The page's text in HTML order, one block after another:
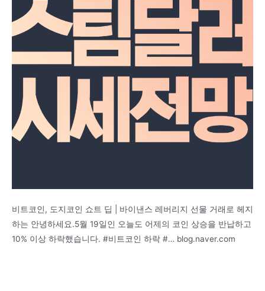
비트코인, 도지코인 쇼트 딥 | 바이낸스 레버리지 선물 거래로 헤지
하는 안녕하세요.5월 19일인 오늘도 어제의 코인 상승을 반납하고
10% 이상 하락했습니다. #비트코인 하락 #… blog.naver.com